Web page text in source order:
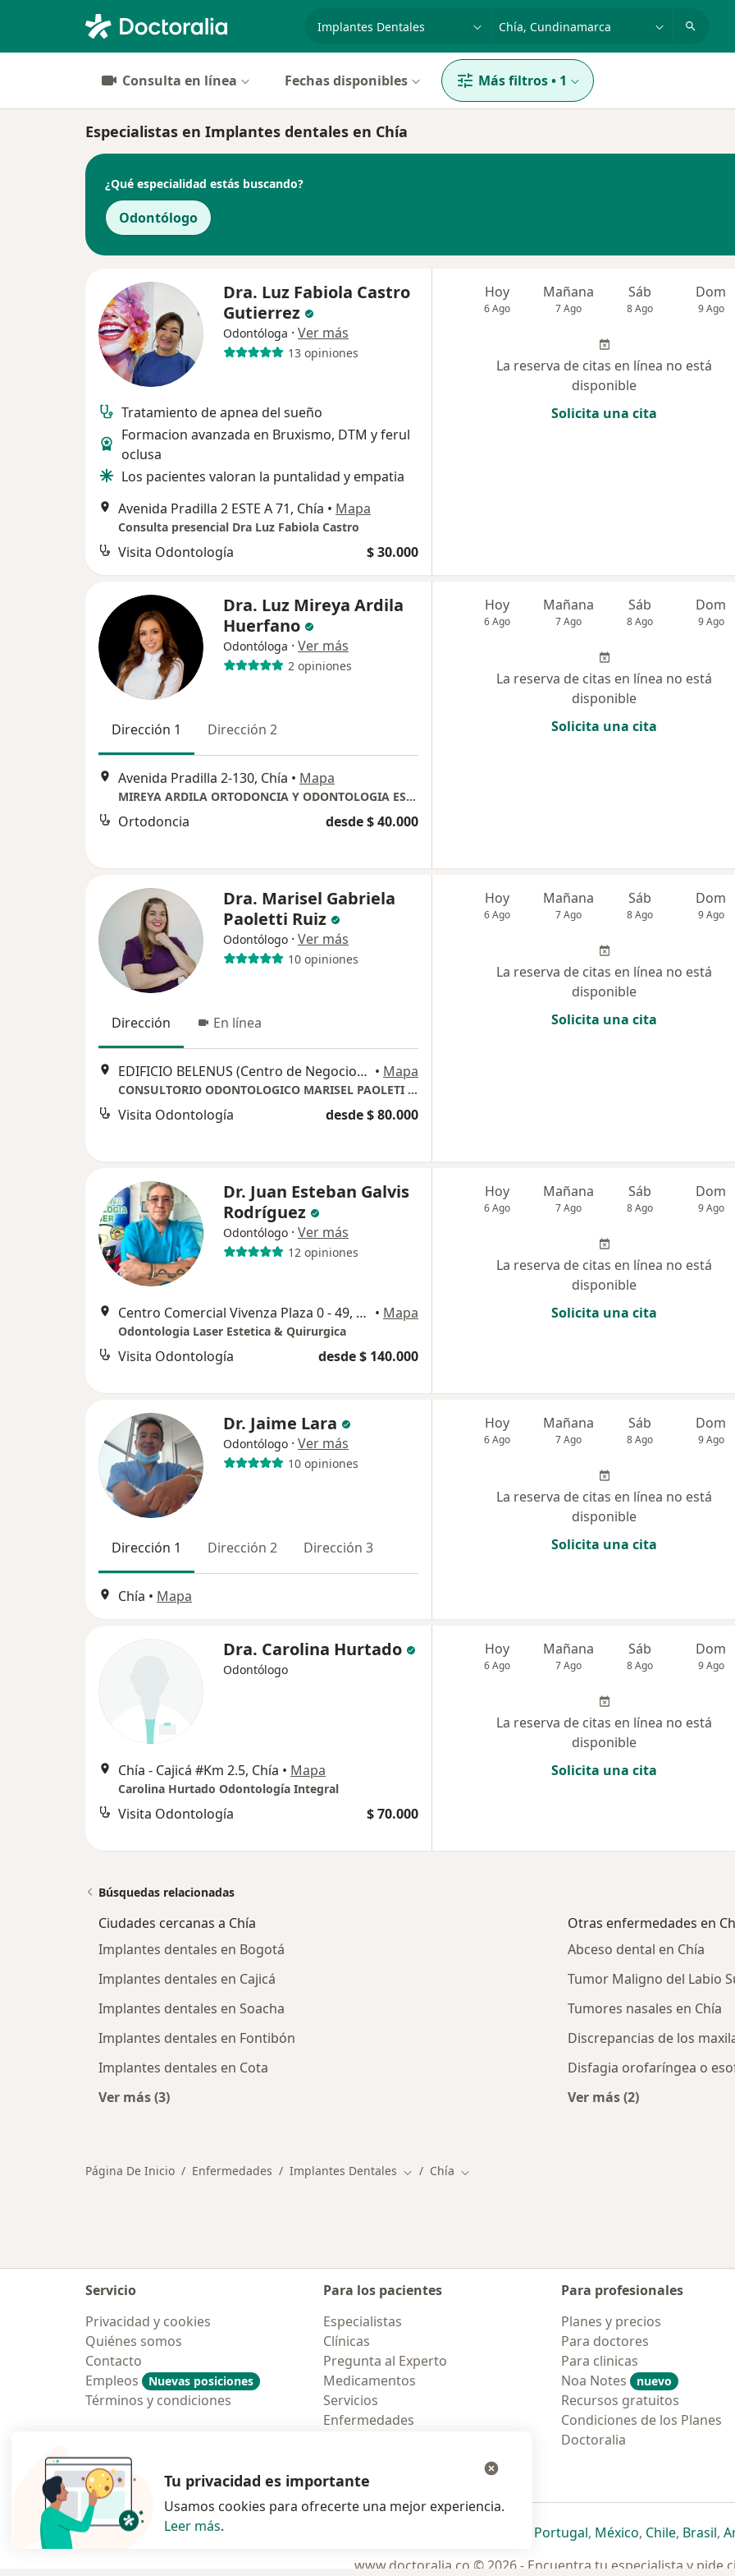
especialidad, enfermedad o nombrep. ej. Bogotá
Consulta en línea Fechas disponibles Más filtros• 1
Especialistas en Implantes dentales en Chía
¿Qué especialidad estás buscando?
Odontólogo
Dra. Luz Fabiola Castro
Gutierrez
Odontóloga · Ver más
13 opiniones
Tratamiento de apnea del sueño
Formacion avanzada en Bruxismo, DTM y ferul
oclusa
Los pacientes valoran la puntalidad y empatia
Avenida Pradilla 2 ESTE A 71, Chía • Mapa
Consulta presencial Dra Luz Fabiola Castro
Visita Odontología $ 30.000
Hoy
6 Ago
Mañana
7 Ago
Sáb
8 Ago
Dom
9 Ago
La reserva de citas en línea no está
disponible
Solicita una cita
Dra. Luz Mireya Ardila
Huerfano
Odontóloga · Ver más
2 opiniones
Dirección 1 Dirección 2
Avenida Pradilla 2-130, Chía • Mapa
MIREYA ARDILA ORTODONCIA Y ODONTOLOGIA ESTETICA SAS
Ortodoncia desde $ 40.000
Hoy
6 Ago
Mañana
7 Ago
Sáb
8 Ago
Dom
9 Ago
La reserva de citas en línea no está
disponible
Solicita una cita
Dra. Marisel Gabriela
Paoletti Ruiz
Odontólogo · Ver más
10 opiniones
Dirección En línea
EDIFICIO BELENUS (Centro de Negocios): Km 2 Vía Cájica Chía Costado Occidental. Cons 213. (frente a Fontanar) Chía – Cundinamarca, Chía • Mapa
CONSULTORIO ODONTOLOGICO MARISEL PAOLETI RUIZ
Visita Odontología desde $ 80.000
Hoy
6 Ago
Mañana
7 Ago
Sáb
8 Ago
Dom
9 Ago
La reserva de citas en línea no está
disponible
Solicita una cita
Dr. Juan Esteban Galvis
Rodríguez
Odontólogo · Ver más
12 opiniones
Centro Comercial Vivenza Plaza 0 - 49, Chía • Mapa
Odontologia Laser Estetica & Quirurgica
Visita Odontología desde $ 140.000
Hoy
6 Ago
Mañana
7 Ago
Sáb
8 Ago
Dom
9 Ago
La reserva de citas en línea no está
disponible
Solicita una cita
Dr. Jaime Lara
Odontólogo · Ver más
10 opiniones
Dirección 1 Dirección 2 Dirección 3
Chía • Mapa
Hoy
6 Ago
Mañana
7 Ago
Sáb
8 Ago
Dom
9 Ago
La reserva de citas en línea no está
disponible
Solicita una cita
Dra. Carolina Hurtado
Odontólogo
Chía - Cajicá #Km 2.5, Chía • Mapa
Carolina Hurtado Odontología Integral
Visita Odontología $ 70.000
Hoy
6 Ago
Mañana
7 Ago
Sáb
8 Ago
Dom
9 Ago
La reserva de citas en línea no está
disponible
Solicita una cita
Búsquedas relacionadas
Ciudades cercanas a Chía
Implantes dentales en Bogotá
Implantes dentales en Cajicá
Implantes dentales en Soacha
Implantes dentales en Fontibón
Implantes dentales en Cota
Ver más (3)
Otras enfermedades en
Abceso dental en Chía
Tumor Maligno del Labio
Tumores nasales en Chía
Discrepancias de los
Disfagia orofaríngea o
Ver más (2)
Página De Inicio Enfermedades Implantes Dentales Cambiar de ciudad
Chía Cambiar de ciudad
Servicio
Privacidad y cookies
Quiénes somos
Contacto
Empleos
Nuevas posiciones
Términos y condiciones
Para los pacientes
Especialistas
Clínicas
Pregunta al Experto
Medicamentos
Servicios
Enfermedades
Para profesionales
Planes y precios
Para doctores
Para clinicas
Noa Notes
nuevo
Recursos gratuitos
Condiciones de los Planes
Doctoralia
Polska se abre en una nueva pestaña
se abre en una nueva pestaña
se abre en una nueva pestaña
se abre en una nueva pestaña
Portugalse abre en una nueva
, Méxicose abre en una
, Chilese abre
, Brasilse
,
www.doctoralia.co © 2026 - Encuentra tu especialista y pide
Tu privacidad es importante
Usamos cookies para ofrecerte una mejor experiencia.
Leer más.